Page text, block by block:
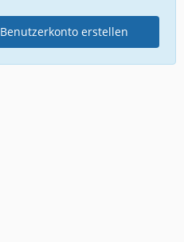
Benutzerkonto erstellen